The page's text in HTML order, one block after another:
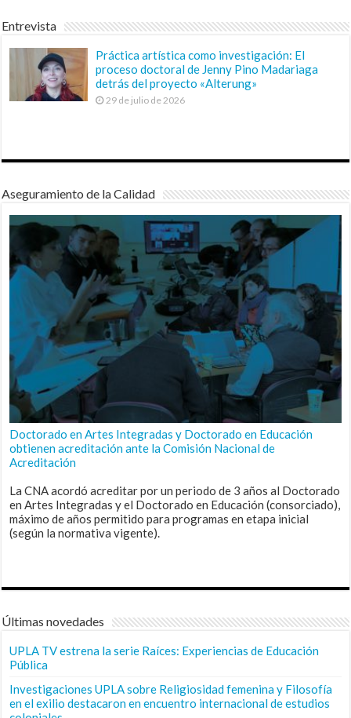
Entrevista
Práctica artística como investigación: El
proceso doctoral de Jenny Pino Madariaga
detrás del proyecto «Alterung»
29 de julio de 2026
Aseguramiento de la Calidad
Doctorado en Artes Integradas y Doctorado en Educación
obtienen acreditación ante la Comisión Nacional de
Acreditación
La CNA acordó acreditar por un periodo de 3 años al Doctorado
en Artes Integradas y el Doctorado en Educación (consorciado),
máximo de años permitido para programas en etapa inicial
(según la normativa vigente).
Últimas novedades
UPLA TV estrena la serie Raíces: Experiencias de Educación
Pública
Investigaciones UPLA sobre Religiosidad femenina y Filosofía
en el exilio destacaron en encuentro internacional de estudios